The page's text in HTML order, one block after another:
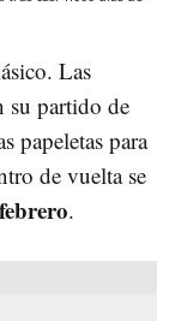
Las
su partido de
papeletas para
de vuelta se
.